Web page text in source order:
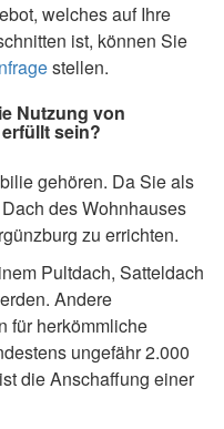
welches auf Ihre
ist, können Sie
stellen.
Nutzung von
sein?
gehören. Da Sie als
des Wohnhauses
zu errichten.
Pultdach, Satteldach
Andere
für herkömmliche
ungefähr 2.000
die Anschaffung einer